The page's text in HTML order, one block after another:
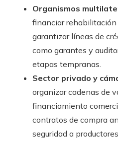
Organismos
financiar rehabilitación
garantizar líneas de
como garantes y
etapas tempranas.
Sector privado y
organizar cadenas de
financiamiento
contratos de compra
seguridad a